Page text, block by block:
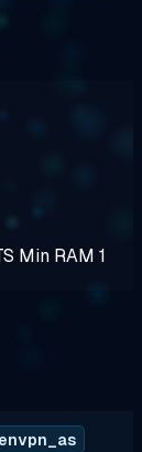
Min RAM 1